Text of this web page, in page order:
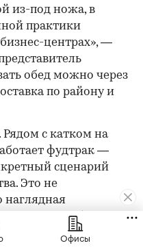
из-под ножа, в
практики
центрах», —
обед можно через
по району и
с катком на
фудтрак —
сценарий
Это не
наглядная
может работать в
от времени
Офисы